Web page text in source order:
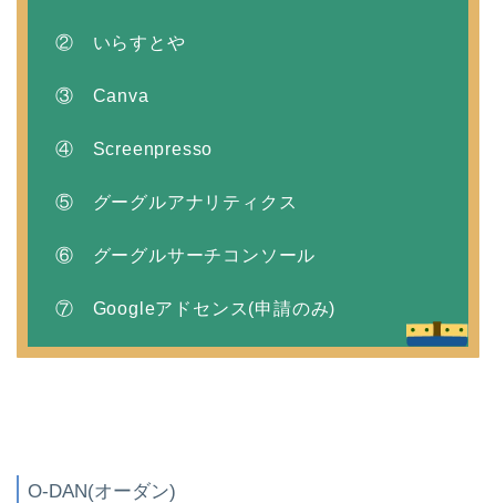
② いらすとや
③ Canva
④ Screenpresso
⑤ グーグルアナリティクス
⑥ グーグルサーチコンソール
⑦ Googleアドセンス(申請のみ)
O-DAN(オーダン)